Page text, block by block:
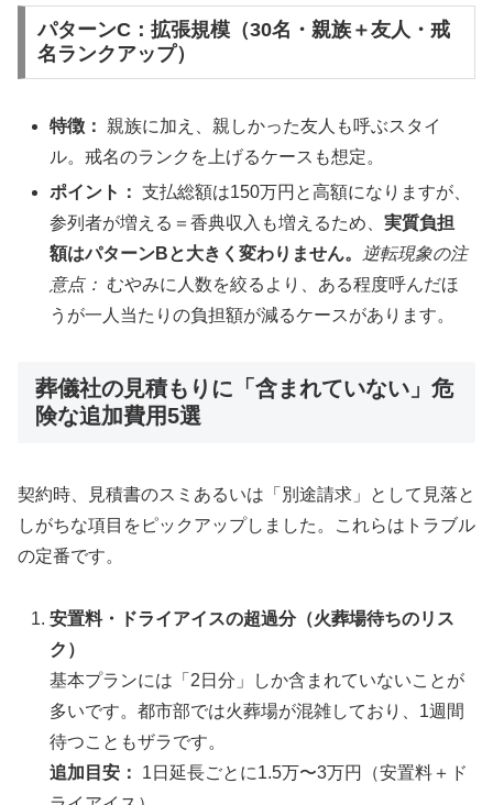
パターンC：拡張規模（30名・親族＋友人・戒
名ランクアップ）
特徴：
親族に加え、親しかった友人も呼ぶスタイ
ル。戒名のランクを上げるケースも想定。
ポイント： 支払総額は150万円と高額になりますが、
参列者が増える＝香典収入も増えるため、実質負担
額はパターンBと大きく変わりません。
逆転現象の注
意点： むやみに人数を絞るより、ある程度呼んだほ
うが一人当たりの負担額が減るケースがあります。
葬儀社の見積もりに「含まれていない」危
険な追加費用5選
契約時、見積書のスミあるいは「別途請求」として見落と
しがちな項目をピックアップしました。これらはトラブル
の定番です。
安置料・ドライアイスの超過分（火葬場待ちのリス
ク）
基本プランには「2日分」しか含まれていないことが
多いです。都市部では火葬場が混雑しており、1週間
待つこともザラです。
追加目安：
1日延長ごとに1.5万〜3万円（安置料＋ド